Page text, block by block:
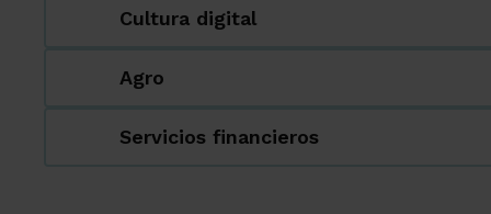
Cultura digital
Agro
Servicios financieros